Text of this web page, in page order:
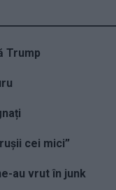
Trump
cei mici”
au vrut în junk